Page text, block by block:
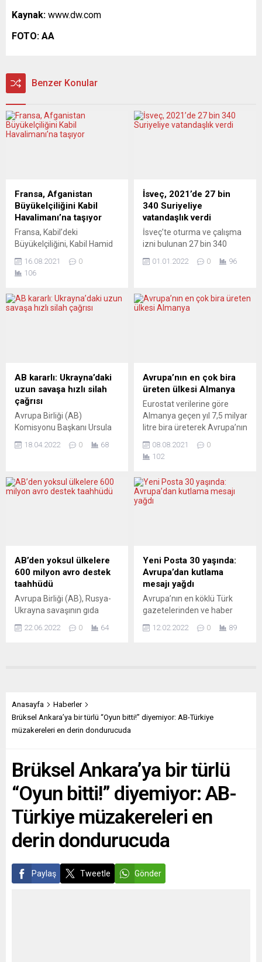
Kaynak: www.dw.com
FOTO: AA
Benzer Konular
Fransa, Afganistan
Büyükelçiliğini Kabil
Havalimanı’na taşıyor
Fransa, Kabil’deki
Büyükelçiliğini, Kabil Hamid
taşıyacağını duyurdu. Fransa
Dışişleri Bakanlığından
Afganistan’da hızla
kötüleşen güvenlik durumu
Fransız vatandaşlarının
tümünün tahliyesi için
operasyonların buradan
sürdürüleceği ifade edildi.
Açıklamada, Fransa’nın
tehdit altındaki Afgan sivil
toplumu üyeleri, insan
16.08.2021
0
106
İsveç, 2021’de 27 bin
340 Suriyeliye
vatandaşlık verdi
İsveç’te oturma ve çalışma
izni bulunan 27 bin 340
verildiği bildirildi. İsveç
ülkede 2021’de 85 bin kişi
İsveç vatandaşlığına
3 bin 471 Eritreli...
01.01.2022 0 96
AB kararlı: Ukrayna’daki
uzun savaşa hızlı silah
çağrısı
Avrupa Birliği (AB)
Komisyonu Başkanı Ursula
AB üyesi ülkelerin
bulundu. Alman politikacı,
savaşın yıllarca sürebileceği
Leyen, Bild gazetesine
verdiği röportajda,
Ukrayna’ya ağır silahların
18.04.2022 0 68
Avrupa’nın en çok bira
üreten ülkesi Almanya
Eurostat verilerine göre
Almanya geçen yıl 7,5 milyar
litre bira üreterek Avrupa’nın
Almanya’yı takip eden
Polonya ise geçen yıl 3,8
Almanya, 2020’de
Avrupa’nın en çok bira
milyar litre...
08.08.2021
0
102
AB’den yoksul ülkelere
600 milyon avro destek
taahhüdü
Avrupa Birliği (AB), Rusya-
Ukrayna savaşının gıda
karşı Afrika, Karayipler ve
Rusya-Ukrayna savaşının
sadece Ukrayna halkını
etkilemediğine işaret eden
milyonlarca ton tahıl
sevkiyatının
engellenmesinin dünya
genelinde...
22.06.2022 0 64
Yeni Posta 30 yaşında:
Avrupa’dan kutlama
mesajı yağdı
Avrupa’nın en köklü Türk
gazetelerinden ve haber
kuruluşunun 30’uncu yılı
bu yana yayın hayatını
gazeteye siyaset, kültür
sanat, iş dünyası,...
12.02.2022 0 89
Anasayfa
Haberler
Brüksel Ankara’ya bir türlü “Oyun bitti!” diyemiyor: AB-Türkiye
müzakereleri en derin dondurucuda
Brüksel Ankara’ya bir türlü
“Oyun bitti!” diyemiyor: AB-
Türkiye müzakereleri en
derin dondurucuda
Paylaş Tweetle Gönder